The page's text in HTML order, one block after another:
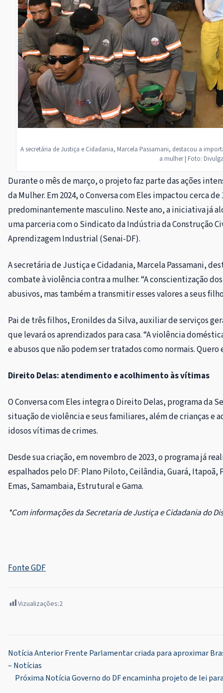
A secretária de Justiça e Cidadania, Marcela Passamani, destacou a
a mulher | Foto:
Durante o mês de março, o projeto faz parte das ações
da Mulher. Em 2024, o Conversa com Eles impactou cerca
predominantemente masculino. Neste ano, a iniciativa já
uma parceria com o Sindicato da Indústria da Construção
Aprendizagem Industrial (Senai-DF).
A secretária de Justiça e Cidadania, Marcela Passamani,
combate à violência contra a mulher. “A conscientização
abusivos, mas também a transmitir esses valores a seus
Pai de três filhos, Eronildes da Silva, auxiliar de serviços
que levará os aprendizados para casa. “A violência
e abusos que não podem ser tratados como normais. Quero
Direito Delas: atendimento e acolhimento às vítimas
O Conversa com Eles integra o Direito Delas, programa da
situação de violência e seus familiares, além de crianças e
idosos vítimas de crimes.
Desde sua criação, em novembro de 2023, o programa já
espalhados pelo DF: Plano Piloto, Ceilândia, Guará, Itapoã,
Emas, Samambaia, Estrutural e Gama.
*Com informações da Secretaria de Justiça e Cidadania do
Fonte GDF
Vizualizações:2
Navegação
de
Notícia AnteriorFrente Parlamentar criada para aproximar
– Notícias
Próxima NotíciaGoverno do DF encaminha projeto de lei